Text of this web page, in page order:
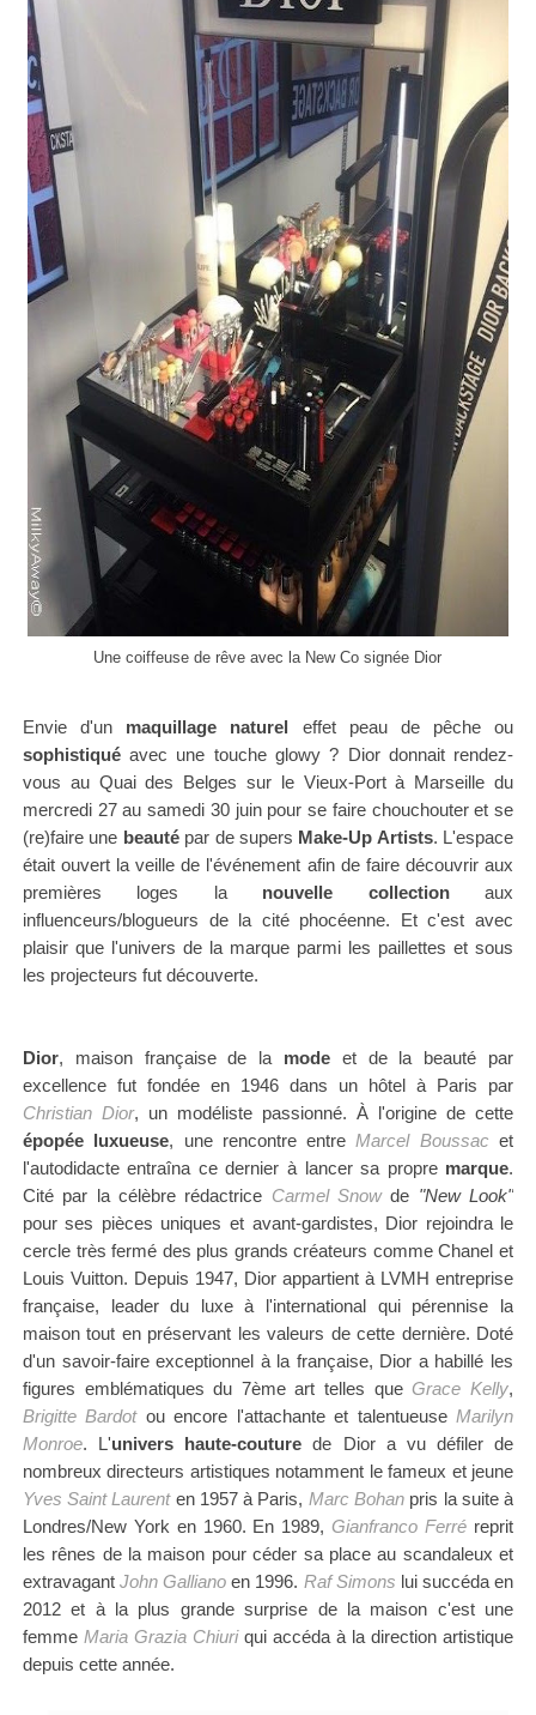
Une coiffeuse de rêve avec la New Co signée Dior
Envie d'un maquillage naturel effet peau de pêche ou
sophistiquéavec une touche glowy ? Dior donnait rendez-
vous au Quai des Belges sur le Vieux-Port à Marseille du
mercredi 27 au samedi 30 juin pour se faire chouchouter et se
(re)faire une beautépar de supers Make-Up Artists. L'espace
était ouvert la veille de l'événement afin de faire découvriraux
premières loges la nouvelle collectionaux
influenceurs/blogueurs de la cité phocéenne. Et c'est avec
plaisir que l'univers de la marque parmi les paillettes et sous
les projecteurs fut découverte.
Dior, maison française de la mode et de la beauté par
excellence fut fondée en 1946 dans un hôtel à Paris par
Christian Dior, un modéliste passionné. À l'origine de cette
épopée luxueuse, une rencontre entreMarcel Boussac et
l'autodidacte entraîna ce dernier à lancer sa propre marque.
Cité par la célèbre rédactrice Carmel Snowde "New Look"
pour ses pièces uniques et avant-gardistes, Dior rejoindra le
cercle très fermé des plus grands créateurs comme Chanelet
Louis Vuitton. Depuis 1947, Dior appartient à LVMH entreprise
française, leader du luxe à l'international qui pérennise la
maison tout en préservant les valeurs de cette dernière. Doté
d'un savoir-faire exceptionnel à la française, Dior a habillé les
figures emblématiques du 7ème arttelles queGrace Kelly,
Brigitte Bardotou encore l'attachante et talentueuseMarilyn
Monroe. L'univers haute-couturede Dior a vu défiler de
nombreux directeurs artistiques notamment le fameux et jeune
Yves Saint Laurenten 1957 à Paris, Marc Bohan pris la suite à
Londres/New York en 1960. En 1989,Gianfranco Ferré reprit
les rênes de la maison pour céder sa place au scandaleux et
extravagantJohn Galliano en 1996. Raf Simons lui succéda en
2012 et à la plus grande surprise de la maison c'est une
femme Maria Grazia Chiuri qui accédaà la direction artistique
depuis cette année.